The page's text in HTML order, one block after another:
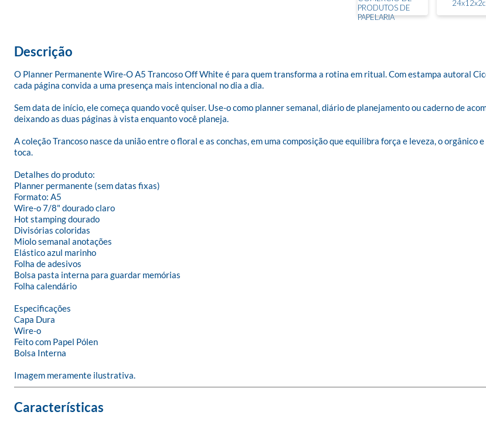
PRODUTOS DE
PAPELARIA
Descrição
O Planner Permanente Wire-O A5 Trancoso Off White é para quem transforma a rotina em ritual. Com estampa autoral
cada página convida a uma presença mais intencional no dia a dia.
Sem data de início, ele começa quando você quiser. Use-o como planner semanal, diário de planejamento ou caderno de
deixando as duas páginas à vista enquanto você planeja.
A coleção Trancoso nasce da união entre o floral e as conchas, em uma composição que equilibra força e leveza, o
toca.
Detalhes do produto:
Planner permanente (sem datas fixas)
Formato: A5
Wire-o 7/8" dourado claro
Hot stamping dourado
Divisórias coloridas
Miolo semanal anotações
Elástico azul marinho
Folha de adesivos
Bolsa pasta interna para guardar memórias
Folha calendário
Especificações
Capa Dura
Wire-o
Feito com Papel Pólen
Bolsa Interna
Imagem meramente ilustrativa.